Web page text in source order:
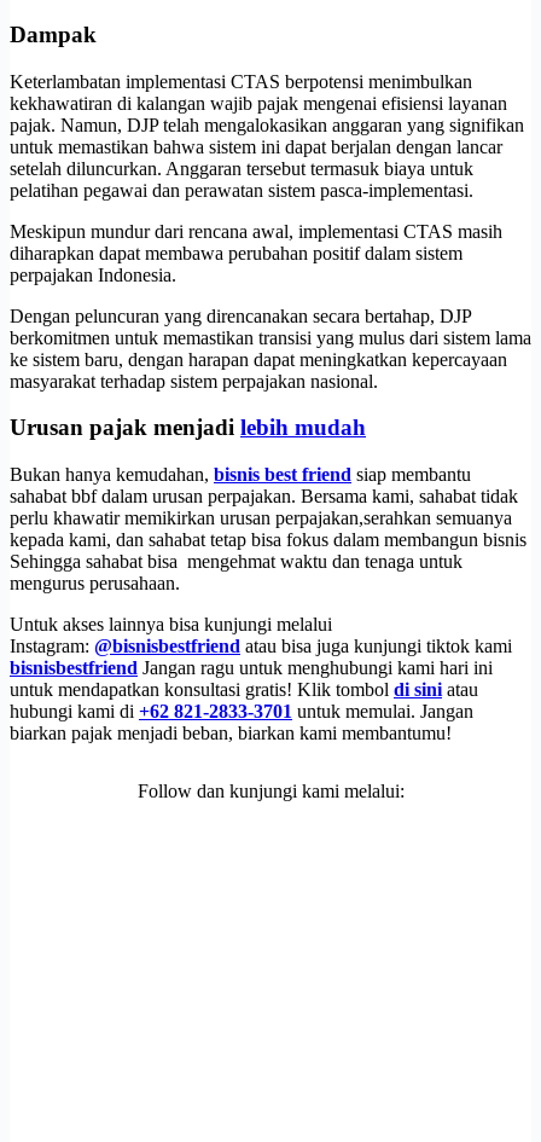
Dampak
Keterlambatan implementasi CTAS berpotensi menimbulkan
kekhawatiran di kalangan wajib pajak mengenai efisiensi layanan
pajak. Namun, DJP telah mengalokasikan anggaran yang signifikan
untuk memastikan bahwa sistem ini dapat berjalan dengan lancar
setelah diluncurkan. Anggaran tersebut termasuk biaya untuk
pelatihan pegawai dan perawatan sistem pasca-implementasi.
Meskipun mundur dari rencana awal, implementasi CTAS masih
diharapkan dapat membawa perubahan positif dalam sistem
perpajakan Indonesia.
Dengan peluncuran yang direncanakan secara bertahap, DJP
berkomitmen untuk memastikan transisi yang mulus dari sistem lama
ke sistem baru, dengan harapan dapat meningkatkan kepercayaan
masyarakat terhadap sistem perpajakan nasional.
Urusan pajak menjadi lebih mudah
Bukan hanya kemudahan, bisnis best friend siap membantu
sahabat bbf dalam urusan perpajakan. Bersama kami, sahabat tidak
perlu khawatir memikirkan urusan perpajakan,serahkan semuanya
kepada kami, dan sahabat tetap bisa fokus dalam membangun bisnis
Sehingga sahabat bisa mengehmat waktu dan tenaga untuk
mengurus perusahaan.
Untuk akses lainnya bisa kunjungi melalui
Instagram: @bisnisbestfriend atau bisa juga kunjungi tiktok kami
bisnisbestfriend Jangan ragu untuk menghubungi kami hari ini
untuk mendapatkan konsultasi gratis! Klik tombol di sini atau
hubungi kami di +62 821-2833-3701 untuk memulai. Jangan
biarkan pajak menjadi beban, biarkan kami membantumu!
Follow dan kunjungi kami melalui: